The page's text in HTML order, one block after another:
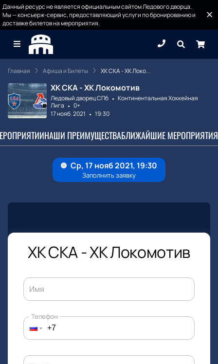
Данный ресурс не является официальным сайтом Ледового дворца.
Мы — консьерж-сервис, предоставляющий услуги по бронированию и
доставке билетов на мероприятия.
Главная Афиша и Билеты ХК СКА - ХК Локо...
ХК СКА - ХК Локомотив
Ледовый дворец СПб
Континентальная Хоккейная
Лига
0+
17 нояб. 2021
19:30
НАШИ ПРЕИМУЩЕСТВАБЛИЖАЙШИЕ МЕРОПРИЯТИЯ
ХК СКА - ХК Локомотив
Имя
Телефон